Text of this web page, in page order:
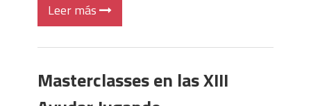
Leer más
Masterclasses en las XIII